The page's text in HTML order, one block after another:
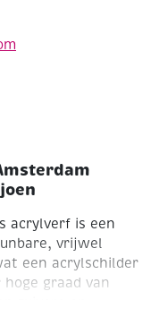
acrylverf is een
vrijwel
een acrylschilder
graad van